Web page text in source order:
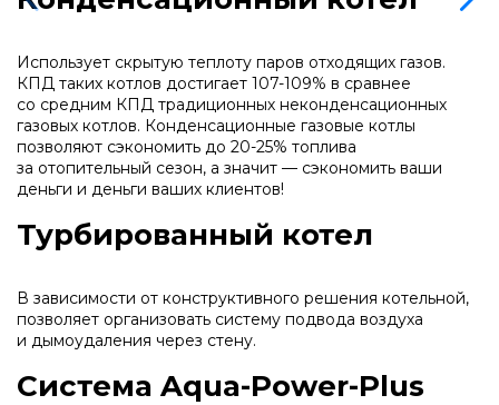
Бойлеры Ferroli
Горелки
Автоматика
Использует скрытую теплоту паров отходящих газов.
КПД таких котлов достигает 107-109% в сравнее
со средним КПД традиционных неконденсационных
газовых котлов. Конденсационные газовые котлы
позволяют сэкономить до 20-25% топлива
за отопительный сезон, а значит — сэкономить ваши
деньги и деньги ваших клиентов!
Турбированный котел
В зависимости от конструктивного решения котельной,
позволяет организовать систему подвода воздуха
и дымоудаления через стену.
Система Aqua-Power-Plus